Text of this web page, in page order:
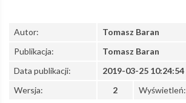
o.o.
przy
Autor: Tomasz Baran
Wersja: 2 Wyświetleń:
Publikacja:
Tomasz Baran
Data publikacji:
2019-03-25 10:24:54